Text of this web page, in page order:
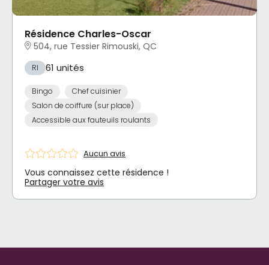
Résidence Charles-Oscar
504, rue Tessier Rimouski, QC
RI 61 unités
Bingo
Chef cuisinier
Salon de coiffure (sur place)
Accessible aux fauteuils roulants
Aucun avis
Vous connaissez cette résidence !
Partager votre avis